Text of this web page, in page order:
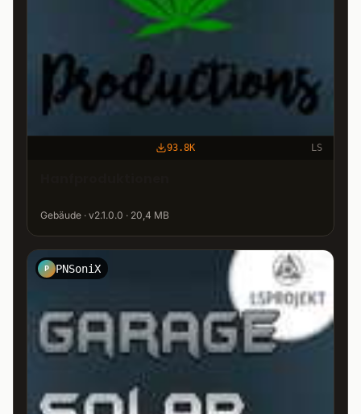
93.8K LS
Gebäude · v2.1.0.0 · 20,4 MB
P PNSoniX